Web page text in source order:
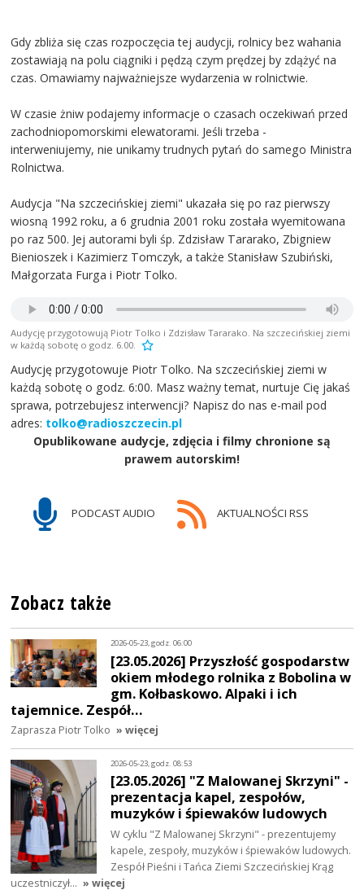
Gdy zbliża się czas rozpoczęcia tej audycji, rolnicy bez wahania
zostawiają na polu ciągniki i pędzą czym prędzej by zdążyć na
czas. Omawiamy najważniejsze wydarzenia w rolnictwie.
W czasie żniw podajemy informacje o czasach oczekiwań przed
zachodniopomorskimi elewatorami. Jeśli trzeba -
interweniujemy, nie unikamy trudnych pytań do samego Ministra
Rolnictwa.
Audycja "Na szczecińskiej ziemi" ukazała się po raz pierwszy
wiosną 1992 roku, a 6 grudnia 2001 roku została wyemitowana
po raz 500. Jej autorami byli śp. Zdzisław Tararako, Zbigniew
Bienioszek i Kazimierz Tomczyk, a także Stanisław Szubiński,
Małgorzata Furga i Piotr Tolko.
Audycję przygotowują Piotr Tolko i Zdzisław Tararako. Na szczecińskiej ziemi
w każdą sobotę o godz. 6.00.
Audycję przygotowuje Piotr Tolko. Na szczecińskiej ziemi w
każdą sobotę o godz. 6:00. Masz ważny temat, nurtuje Cię jakaś
sprawa, potrzebujesz interwencji? Napisz do nas e-mail pod
adres: tolko@radioszczecin.pl
Opublikowane audycje, zdjęcia i filmy chronione są
prawem autorskim!
PODCAST AUDIO AKTUALNOŚCI RSS
Zobacz także
2026-05-23, godz. 06:00
[23.05.2026] Przyszłość gospodarstw
okiem młodego rolnika z Bobolina w
gm. Kołbaskowo. Alpaki i ich
tajemnice. Zespół…
Zaprasza Piotr Tolko » więcej
2026-05-23, godz. 08:53
[23.05.2026] "Z Malowanej Skrzyni" -
prezentacja kapel, zespołów,
muzyków i śpiewaków ludowych
W cyklu "Z Malowanej Skrzyni" - prezentujemy
kapele, zespoły, muzyków i śpiewaków ludowych.
Zespół Pieśni i Tańca Ziemi Szczecińskiej Krąg
uczestniczył… » więcej